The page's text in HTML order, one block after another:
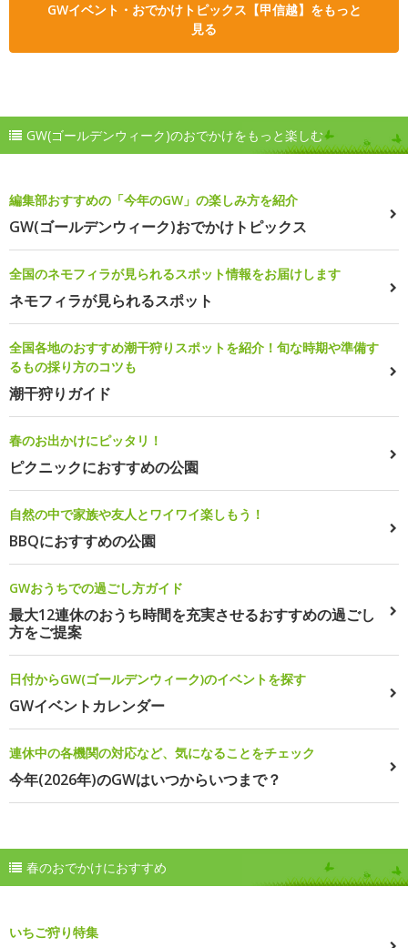
GWイベント・おでかけトピックス【甲信越】をもっと
見る
GW(ゴールデンウィーク)のおでかけをもっと楽しむ
編集部おすすめの「今年のGW」の楽しみ方を紹介
GW(ゴールデンウィーク)おでかけトピックス
全国のネモフィラが見られるスポット情報をお届けします
ネモフィラが見られるスポット
全国各地のおすすめ潮干狩りスポットを紹介！旬な時期や準備す
るもの採り方のコツも
潮干狩りガイド
春のお出かけにピッタリ！
ピクニックにおすすめの公園
自然の中で家族や友人とワイワイ楽しもう！
BBQにおすすめの公園
GWおうちでの過ごし方ガイド
最大12連休のおうち時間を充実させるおすすめの過ごし
方をご提案
日付からGW(ゴールデンウィーク)のイベントを探す
GWイベントカレンダー
連休中の各機関の対応など、気になることをチェック
今年(2026年)のGWはいつからいつまで？
春のおでかけにおすすめ
いちご狩り特集